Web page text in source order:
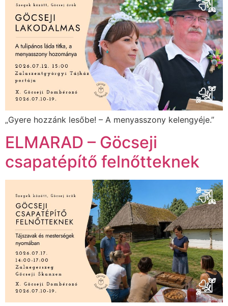
„Gyere hozzánk lesőbe! – A menyasszony kelengyéje.”
ELMARAD – Göcseji
csapatépítő felnőtteknek